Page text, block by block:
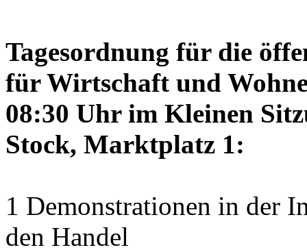
Tagesordnung für die
für Wirtschaft und
08:30 Uhr im Kleinen
Stock, Marktplatz 1:
1 Demonstrationen in der
den Handel